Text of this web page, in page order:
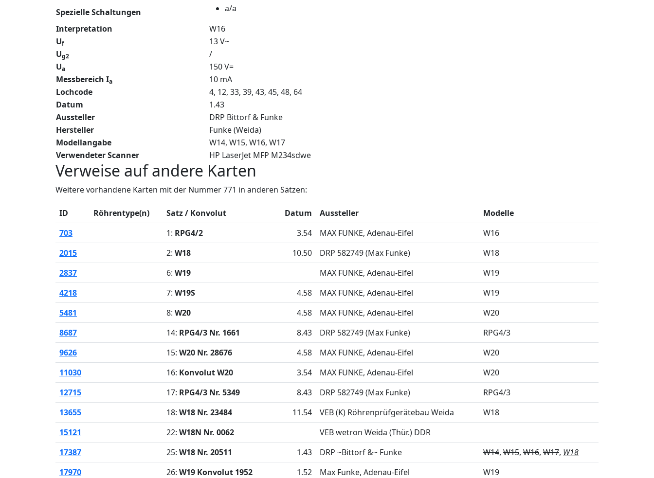
Spezielle Schaltungen
a/a
Interpretation
W16
Uf
13 V~
Ug2
/
Ua
150 V=
Messbereich Ia
10 mA
Lochcode
4, 12, 33, 39, 43, 45, 48, 64
Datum
1.43
Aussteller
DRP Bittorf & Funke
Hersteller
Funke (Weida)
Modellangabe
W14 W15 W16 W17
Verwendeter Scanner
HP LaserJet MFP M234sdwe
Verweise auf andere Karten
Weitere vorhandene Karten mit der Nummer 771 in anderen Sätzen:
ID Röhrentype(n) Satz / Konvolut Datum Aussteller
Modelle
703
1: RPG4/2 3.54 MAX FUNKE, Adenau-Eifel
W16
2015
2: W18 10.50 DRP 582749 (Max Funke)
W18
2837
6: W19 MAX FUNKE, Adenau-Eifel
W19
4218
7: W19S 4.58 MAX FUNKE, Adenau-Eifel
W19
5481
8: W20 4.58 MAX FUNKE, Adenau-Eifel
W20
8687
14: RPG4/3 Nr. 1661 8.43 DRP 582749 (Max Funke)
RPG4/3
9626
15: W20 Nr. 28676 4.58 MAX FUNKE, Adenau-Eifel
W20
11030
16: Konvolut W20 3.54 MAX FUNKE, Adenau-Eifel
W20
12715
17: RPG4/3 Nr. 5349 8.43 DRP 582749 (Max Funke)
RPG4/3
13655
18: W18 Nr. 23484 11.54 VEB (K) Röhrenprüfgerätebau Weida
W18
15121
22: W18N Nr. 0062
VEB wetron Weida (Thür.) DDR
17387
25: W18 Nr. 20511 1.43 DRP ~Bittorf &~ Funke W14 W15 W16 W17 W18
17970
26: W19 Konvolut 1952 1.52 Max Funke, Adenau-Eifel
W19